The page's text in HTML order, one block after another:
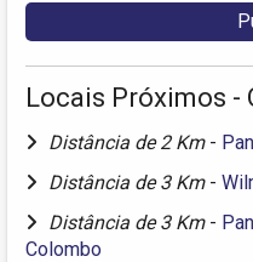
Locais Próximos -
Distância de 2 Km -
Distância de 3 Km -
Distância de 3 Km -
Colombo